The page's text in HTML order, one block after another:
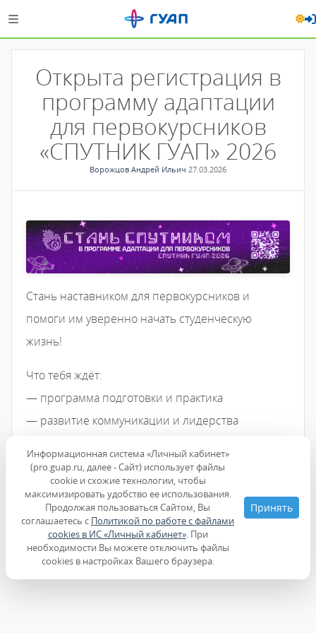
Открыта регистрация в
программу адаптации
для первокурсников
«СПУТНИК ГУАП» 2026
Ворожцов Андрей Ильич 27.03.2026
Стань наставником для первокурсников и
помоги им уверенно начать студенческую
жизнь!
Что тебя ждёт:
— программа подготовки и практика
— развитие коммуникации и лидерства
Подай заявку до 4 апреля:vk.cc/cVQKYp
Ты можешь стать тем, с кого всё начнётся!
Информационная система «Личный кабинет»
(pro.guap.ru, далее - Сайт) использует файлы
cookie и схожие технологии, чтобы
максимизировать удобство ее использования.
Продолжая пользоваться Сайтом, Вы
соглашаетесь с Политикой по работе с файлами
cookies в ИС «Личный кабинет». При
необходимости Вы можете отключить файлы
cookies в настройках Вашего браузера.
Принять